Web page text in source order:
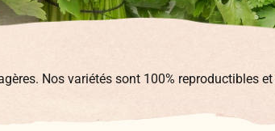
Nos variétés sont 100% reproductibles